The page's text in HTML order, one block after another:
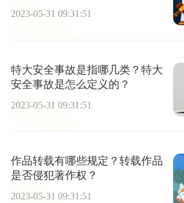
2023-05-31 09:31:51
特大安全事故是指哪几类？特大
安全事故是怎么定义的？
2023-05-31 09:31:51
作品转载有哪些规定？转载作品
是否侵犯著作权？
2023-05-31 09:31:51